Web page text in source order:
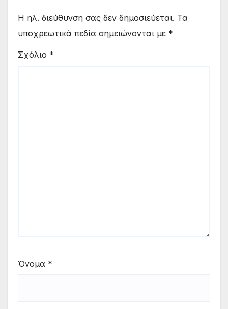
Η ηλ. διεύθυνση σας δεν δημοσιεύεται. Τα
υποχρεωτικά πεδία σημειώνονται με *
Σχόλιο *
Όνομα *